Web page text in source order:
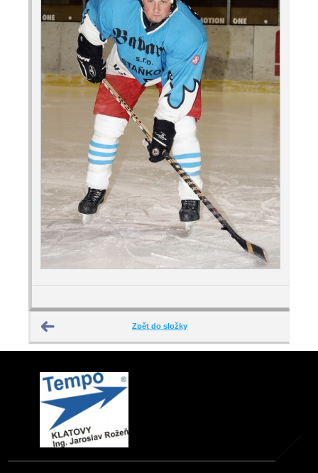
Zpět do složky